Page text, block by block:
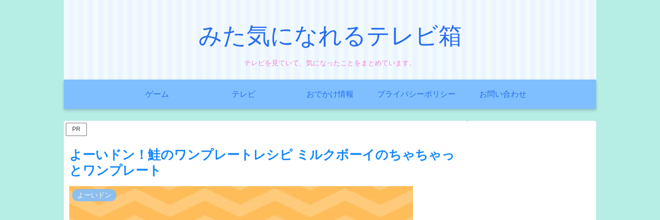
みた気になれるテレビ箱
テレビを見ていて、気になったことをまとめています。
ゲーム テレビ おでかけ情報 プライバシーポリシー お問い合わせ
PR
よーいドン！鮭のワンプレートレシピ ミルクボーイのちゃちゃっ
とワンプレート
よーいドン